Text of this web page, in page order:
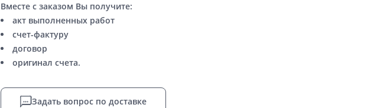
Вместе с заказом Вы получите:
акт выполненных работ
счет-фактуру
договор
оригинал счета.
Задать вопрос по доставке